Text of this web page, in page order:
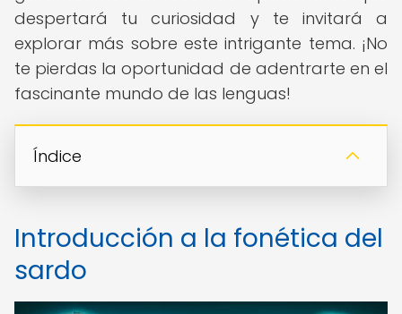
despertará tu curiosidad y te invitará a
explorar más sobre este intrigante tema. ¡No
te pierdas la oportunidad de adentrarte en el
fascinante mundo de las lenguas!
Índice
Introducción a la fonética del
sardo